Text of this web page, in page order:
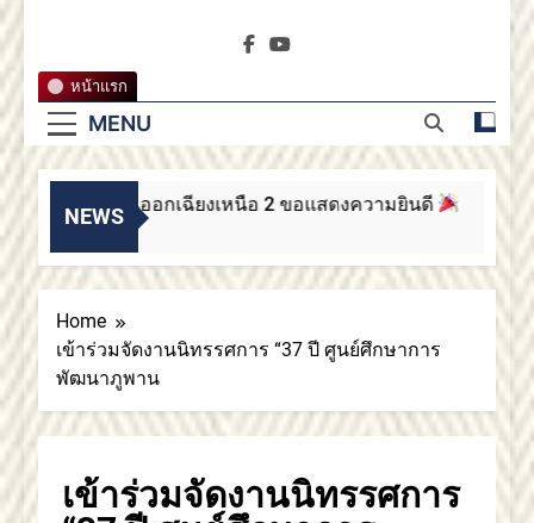
2 ประกาศสรรหากรรมการสภาสถาบันผู้ทรง
ขอแสดงความยินดีกับบัณฑิตทุกท่าน สถาบันการ
สถาบันการอาชีวศึกษาภาคตะวันออกเฉียงเหนือ
2 ขอแสดงความยินดี
สถาบันการ
ภาคตะวัน
ออกเฉียง
เหนือ 2
สถาบันการอาชีวศึกษาภาค
MENU
หน้าแรก
NEWS
ษาภาคตะวันออกเฉียงเหนือ 2 ขอแสดงความยินดี
Home
เข้าร่วมจัดงานนิทรรศการ “37 ปี ศูนย์ศึกษาการ
พัฒนาภูพาน
เข้าร่วมจัดงานนิทรรศการ